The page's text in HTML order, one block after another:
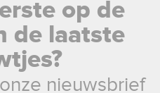
op de
de laatste
nieuwsbrief